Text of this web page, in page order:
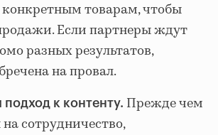
товарам, чтобы
Если партнеры ждут
разных результатов,
на провал.
подход к контенту. Прежде чем
на сотрудничество,